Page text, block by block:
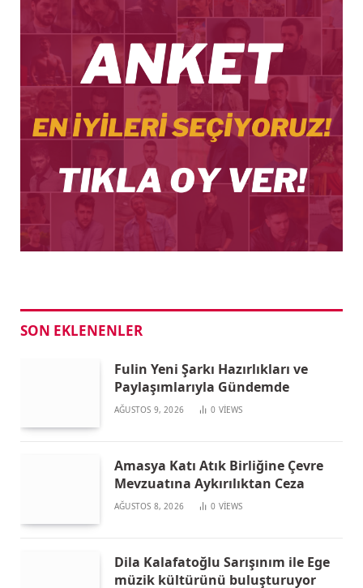
SON EKLENENLER
Fulin Yeni Şarkı Hazırlıkları ve
Paylaşımlarıyla Gündemde
AĞUSTOS 9, 2026 0 VIEWS
Amasya Katı Atık Birliğine Çevre
Mevzuatına Aykırılıktan Ceza
AĞUSTOS 8, 2026 0 VIEWS
Dila Kalafatoğlu Sarışınım ile Ege
müzik kültürünü buluşturuyor